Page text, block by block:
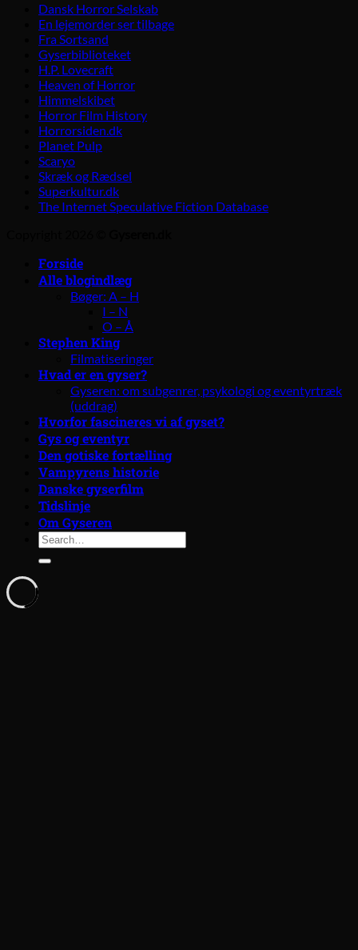
Dansk Horror Selskab
En lejemorder ser tilbage
Fra Sortsand
Gyserbiblioteket
H.P. Lovecraft
Heaven of Horror
Himmelskibet
Horror Film History
Horrorsiden.dk
Planet Pulp
Scaryo
Skræk og Rædsel
Superkultur.dk
The Internet Speculative Fiction Database
Forside
Alle blogindlæg
Bøger: A – H
I – N
O – Å
Stephen King
Filmatiseringer
Hvad er en gyser?
Gyseren: om subgenrer, psykologi og eventyrtræk
(uddrag)
Hvorfor fascineres vi af gyset?
Gys og eventyr
Den gotiske fortælling
Vampyrens historie
Danske gyserfilm
Tidslinje
Om Gyseren